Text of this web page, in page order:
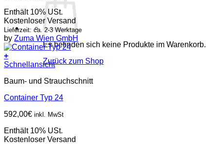
Es befinden sich keine Produkte im Warenkorb.
Zurück zum Shop
Enthält 10% USt.
Kostenloser Versand
Lieferzeit: ca. 2-3 Werktage
by Zuma Wien GmbH
+
Schnellansicht
Baum- und Strauchschnitt
Container Typ 24
592,00€ inkl. MwSt
Enthält 10% USt.
Kostenloser Versand